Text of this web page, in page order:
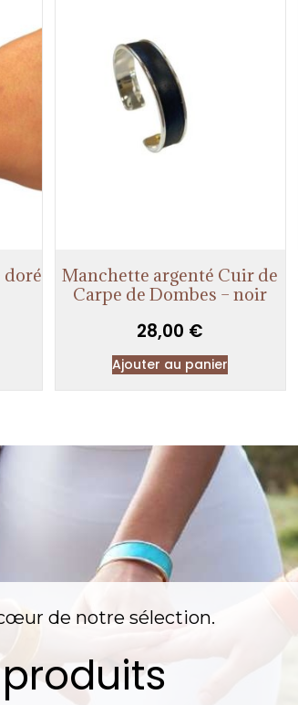
Manchette argenté Cuir de
Carpe de Dombes – noir
28,00 €
Ajouter au panier
de notre sélection.